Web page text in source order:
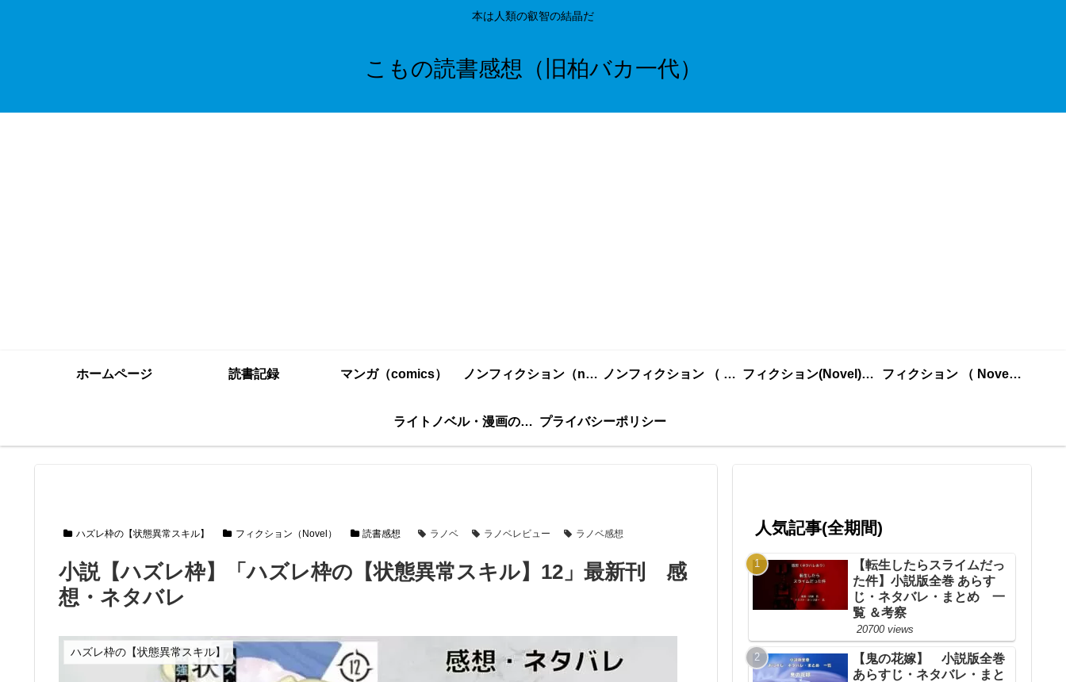
本は人類の叡智の結晶だ
こもの読書感想（旧柏バカ一代）
ホームページ 読書記録 マンガ（comics） ノンフィクション（nonfiction）更新順 ノンフィクション （ nonfiction ） あいうえお順 フィクション(Novel)更新順 フィクション （ Novel ） あいうえお順
ライトノベル・漫画の感想・ネタバレまとめ｜こもの読書感想 プライバシーポリシー
ハズレ枠の【状態異常スキル】 フィクション（Novel） 読書感想 ラノベ ラノベレビュー ラノベ感想
小説【ハズレ枠】「ハズレ枠の【状態異常スキル】12」最新刊 感
想・ネタバレ
ハズレ枠の【状態異常スキル】
人気記事(全期間)
【転生したらスライムだっ
た件】小説版全巻 あらす
じ・ネタバレ・まとめ 一
覧 ＆考察
20700 views
【鬼の花嫁】 小説版全巻
あらすじ・ネタバレ・まと